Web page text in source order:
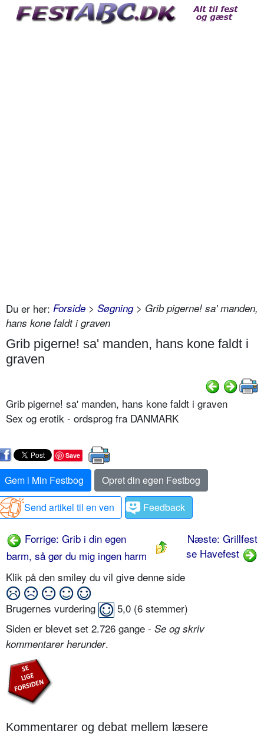
Du er her: Forside > Søgning> Grib pigerne! sa' manden,
hans kone faldt i graven
Grib pigerne! sa' manden, hans kone faldt i
graven
Grib pigerne! sa' manden, hans kone faldt i graven
Sex og erotik - ordsprog fra DANMARK
Save
Gem i Min Festbog
Opret din egen Festbog
Send artikel til en ven
Feedback
Forrige: Grib i din egen
barm, så gør du mig ingen harm
Næste: Grillfest
se Havefest
Klik på den smiley du vil give denne side
Brugernes vurdering 5,0 (6 stemmer)
Siden er blevet set 2.726 gange - Se og skriv
kommentarer herunder.
Kommentarer og debat mellem læsere